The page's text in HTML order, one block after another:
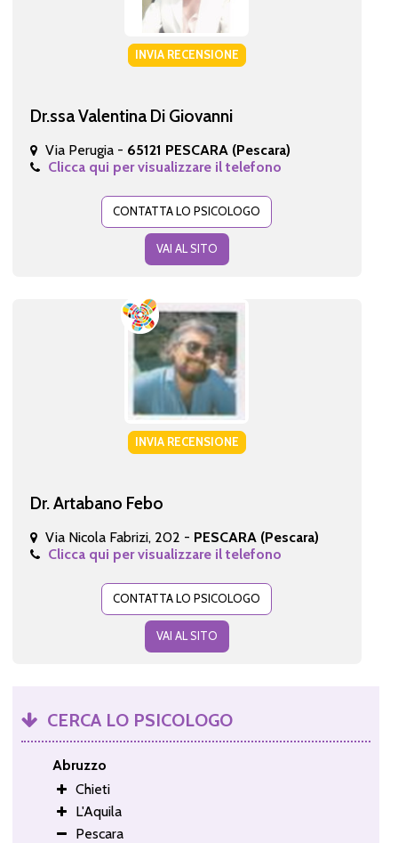
INVIA RECENSIONE
Dr.ssa Valentina Di Giovanni
Via Perugia - 65121 PESCARA (Pescara)
Clicca qui per visualizzare il telefono
CONTATTA LO PSICOLOGO
VAI AL SITO
INVIA RECENSIONE
Dr. Artabano Febo
Via Nicola Fabrizi, 202 - PESCARA (Pescara)
Clicca qui per visualizzare il telefono
CONTATTA LO PSICOLOGO
VAI AL SITO
CERCA LO PSICOLOGO
Abruzzo
Chieti
L'Aquila
Pescara